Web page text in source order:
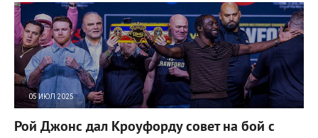
05 ИЮЛ 2025
Рой Джонс дал Кроуфорду совет на бой с